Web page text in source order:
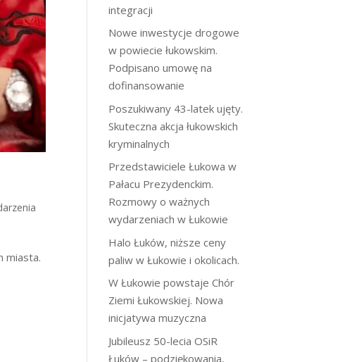
miasta.
integracji
Nowe inwestycje drogowe
w powiecie łukowskim.
Podpisano umowę na
dofinansowanie
Poszukiwany 43-latek ujęty.
Skuteczna akcja łukowskich
kryminalnych
Przedstawiciele Łukowa w
Pałacu Prezydenckim.
Rozmowy o ważnych
wydarzeniach w Łukowie
Halo Łuków, niższe ceny
paliw w Łukowie i okolicach.
W Łukowie powstaje Chór
Ziemi Łukowskiej. Nowa
inicjatywa muzyczna
Jubileusz 50-lecia OSiR
Łuków – podziękowania,